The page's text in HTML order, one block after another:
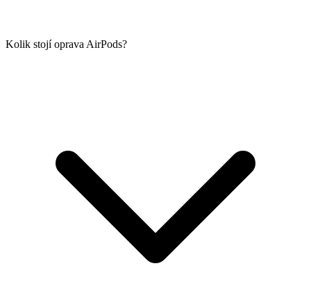
Kolik stojí oprava AirPods?